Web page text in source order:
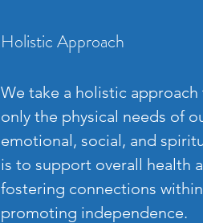
Holistic Approach
We take a holistic
only the physical needs of
emotional, social, and
is to support overall health
fostering connections
promoting independence.